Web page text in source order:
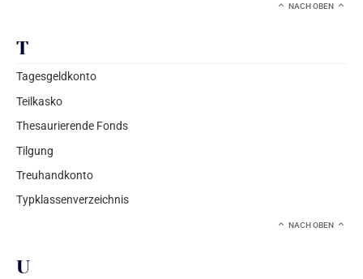
NACH OBEN
T
Tagesgeldkonto
Teilkasko
Thesaurierende Fonds
Tilgung
Treuhandkonto
Typklassenverzeichnis
NACH OBEN
U